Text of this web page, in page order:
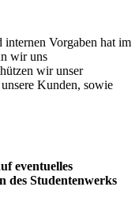
Vorgaben hat im
wir uns
wir unser
Kunden, sowie
eventuelles
des Studentenwerks